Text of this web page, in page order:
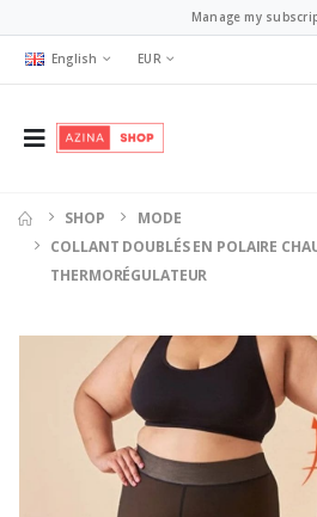
Manage my
English EUR
SHOP
MODE
COLLANT DOUBLÉS EN POLAIRE
THERMORÉGULATEUR